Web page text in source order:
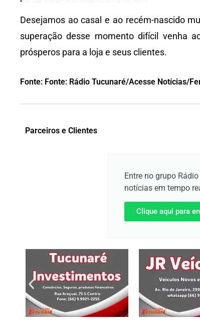
Desejamos ao casal e ao recém-nascido
superação desse momento difícil venha
prósperos para a loja e seus clientes.
Fonte: Fonte: Rádio Tucunaré/Acesse Notícias/
Parceiros e Clientes
Entre no grupo
notícias em tempo
Clique aqui para